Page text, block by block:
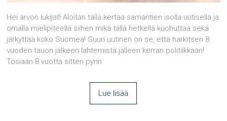
Hei arvon lukijat! Aloitan tällä kertaa samantien isolla uutisella ja
omalla mielipiteellä siihen mikä tällä hetkellä kuohuttaa sekä
järkyttää koko Suomea! Suuri uutinen on se, että harkitsen 8
vuoden tauon jälkeen lähtemistä jälleen kerran politiikkaan!
Tosiaan 8 vuotta sitten pyrin
Lue lisää